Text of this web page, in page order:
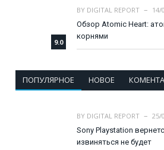
9.0
BY DIGITAL REPORT
14/
Обзор Atomic Heart:
корнями
ПОПУЛЯРНОЕ НОВОЕ
BY DIGITAL REPORT
25/
Sony Playstation
извиняться не будет